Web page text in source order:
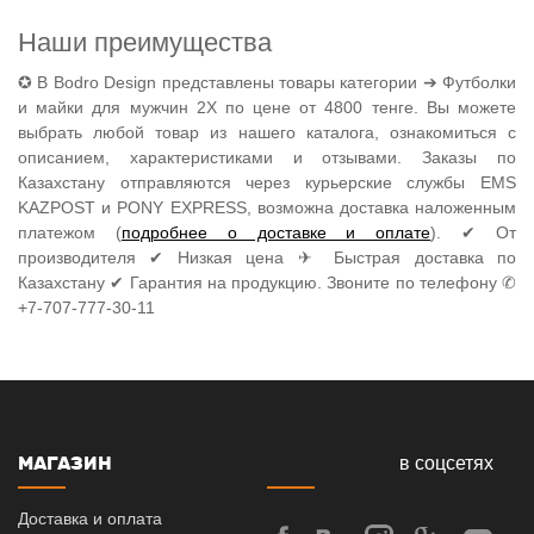
Наши преимущества
✪ В Bodro Design представлены товары категории ➔ Футболки
и майки для мужчин 2X по цене от 4800 тенге. Вы можете
выбрать любой товар из нашего каталога, ознакомиться с
описанием, характеристиками и отзывами. Заказы по
Казахстану отправляются через курьерские службы EMS
KAZPOST и PONY EXPRESS, возможна доставка наложенным
платежом (подробнее о доставке и оплате). ✔ От
производителя ✔ Низкая цена ✈ Быстрая доставка по
Казахстану ✔ Гарантия на продукцию. Звоните по телефону ✆
+7-707-777-30-11
в соцсетях
МАГАЗИН
Доставка и оплата